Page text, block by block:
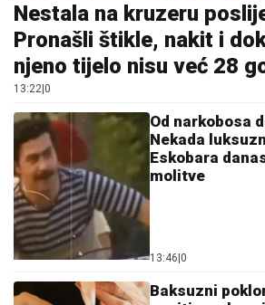
Nestala na kruzeru
Pronašli štikle, nakit i
njeno tijelo nisu već 28
13:22 0
Od narkobosa
Nekada
Eskobara
molitve
13:46 0
Baksuzni